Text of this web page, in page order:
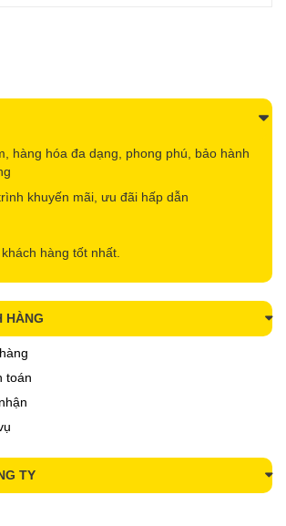
hàng hóa đa dạng, phong phú, bảo hành
khuyến mãi, ưu đãi hấp dẫn
hàng tốt nhất.
HÀNG
toán
TY